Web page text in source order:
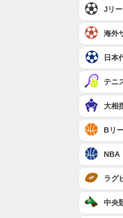
Jリ
海外
日本
テニ
大相
Bリ
NBA
ラグ
中央